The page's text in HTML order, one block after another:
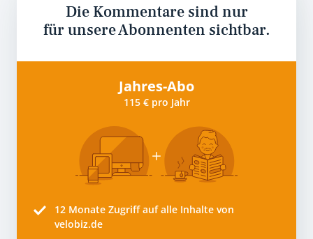
Die Kommentare sind nur
für unsere Abonnenten sichtbar.
Jahres-Abo
115 € pro Jahr
12 Monate Zugriff auf alle Inhalte von
velobiz.de